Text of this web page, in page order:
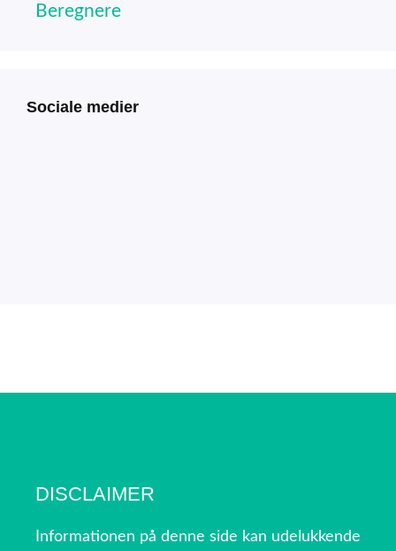
Beregnere
Sociale medier
DISCLAIMER
Informationen på denne side kan udelukkende